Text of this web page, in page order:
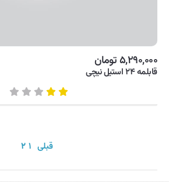
۵,۲۹۰,۰۰۰ تومان
قابلمه ۲۴ استیل نیچی
قبلی ۱ ۲